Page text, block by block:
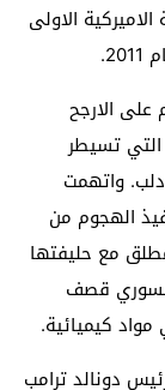
الاولى
إصابتهم على الارجح
تسيطر
واتهمت
الهجوم من
مع حليفتها
قصف
كيميائية.
دونالد ترامب